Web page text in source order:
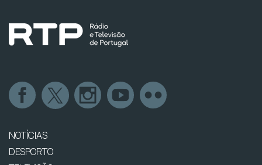
NOTÍCIAS
DESPORTO